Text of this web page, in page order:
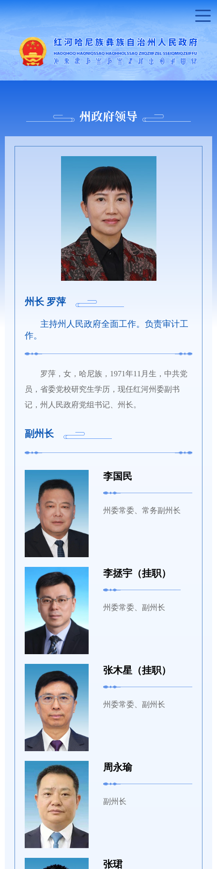
州政府领导
州长 罗萍
主持州人民政府全面工作。负责审计工
作。
罗萍，女，哈尼族，1971年11月生，中共党
员，省委党校研究生学历，现任红河州委副书
记，州人民政府党组书记、州长。
副州长
李国民
州委常委、常务副州长
李拯宇（挂职）
州委常委、副州长
张木星（挂职）
州委常委、副州长
周永瑜
副州长
张珺